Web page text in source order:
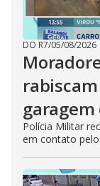
DO R7/05/08/2026
garagem
Polícia Militar
em contato